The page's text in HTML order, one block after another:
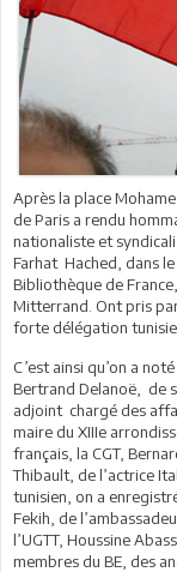
Après la place
de Paris a rendu
nationaliste et
Farhat Hached, dans
Bibliothèque de
Mitterrand. Ont pris
forte délégation
C’est ainsi qu’on a
Bertrand Delanoë, de
adjoint chargé des
maire du XIIIe
français, la CGT,
Thibault, de l’actrice
tunisien, on a
Fekih, de
l’UGTT, Houssine
membres du BE, des